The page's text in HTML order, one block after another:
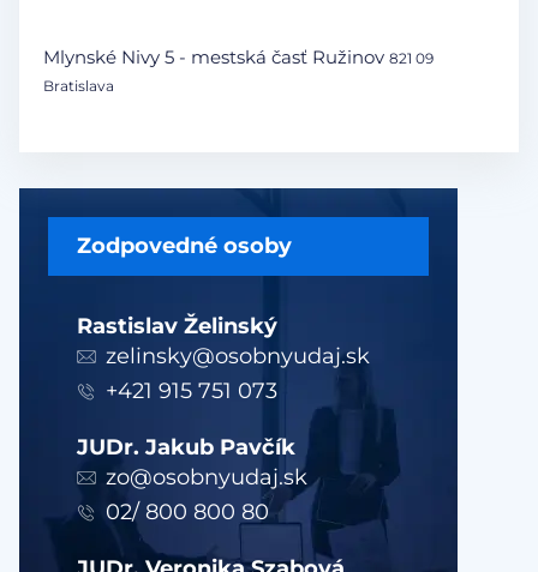
Zodpovedné osoby
Rastislav Želinský
zelinsky@osobnyudaj.sk
+421 915 751 073
JUDr. Jakub Pavčík
zo@osobnyudaj.sk
02/ 800 800 80
Mlynské Nivy 5 - mestská časť Ružinov 821 09
Bratislava